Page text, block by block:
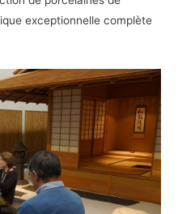
exceptionnelle complète